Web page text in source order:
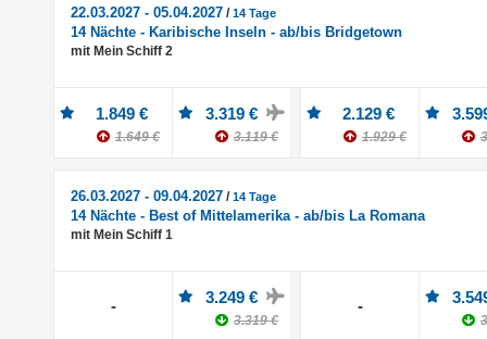
22.03.2027 - 05.04.2027 /14 Tage
14 Nächte - Karibische Inseln - ab/bis Bridgetown
mit Mein Schiff 2
1.849 €
1.649 €
3.319 €
3.119 €
2.129 €
1.929 €
26.03.2027 - 09.04.2027 /14 Tage
14 Nächte - Best of Mittelamerika - ab/bis La Romana
mit Mein Schiff 1
- 3.249 €
3.319 €
-